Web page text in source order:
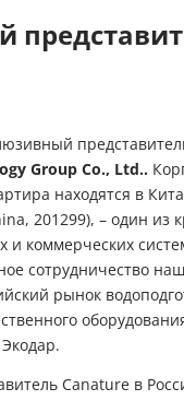
Group Co., Ltd..
находятся в
201299), – один
и коммерческих
сотрудничество
рынок